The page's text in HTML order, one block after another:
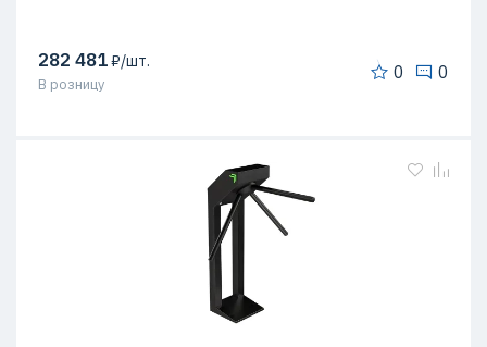
282 481₽/шт.
В розницу
0 0